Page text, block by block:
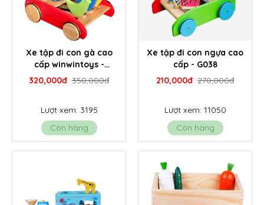
Xe tập đi con gà cao
cấp winwintoys -
G60012K
320,000đ 350,000đ
Lượt xem: 3195
Còn hàng
Xe tập đi con ngựa cao
cấp - G038
210,000đ 270,000đ
Lượt xem: 11050
Còn hàng